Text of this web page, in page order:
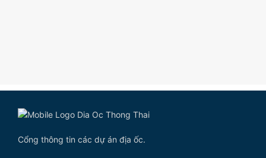
Cổng thông tin các dự án địa ốc.